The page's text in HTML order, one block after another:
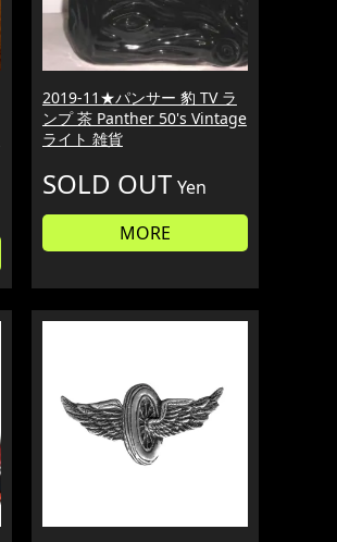
2019-11★パンサー 豹 TV ラ
ンプ 茶 Panther 50's Vintage
ライト 雑貨
SOLD OUT Yen
MORE